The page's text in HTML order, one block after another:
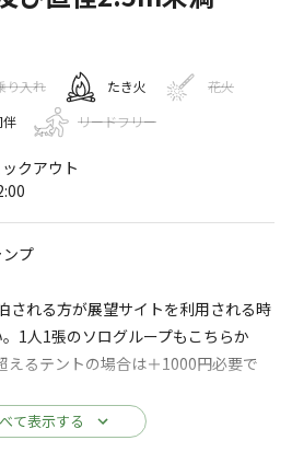
り入れ たき火
花火
伴 リードフリー
クアウト
プ
される方が展望サイトを利用される時
1人1張のソログループもこちらか
えるテントの場合は＋1000円必要で
て表示する
場
平町大久保免1111-2
マップで見る
」をご確認ください。
原キャンプ場
な草原キャンプ場(8.7ha)で
空、緩やかな丘陵に広がる草原に